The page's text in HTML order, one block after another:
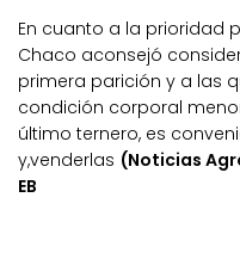
En cuanto a la prioridad
Chaco aconsejó
primera parición y a las
condición corporal
último ternero, es
y,venderlas (Noticias
EB